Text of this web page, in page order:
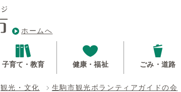
ホームへ
子育て・教育 健康・福祉 ごみ・道路
観光・文化 生駒市観光ボランティアガイドの会